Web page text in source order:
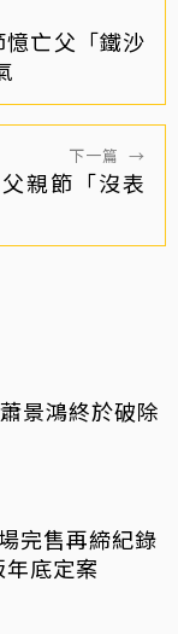
亡父「鐵沙
下一篇 →
親節「沒表
景鴻終於破除
完售再締紀錄
底定案